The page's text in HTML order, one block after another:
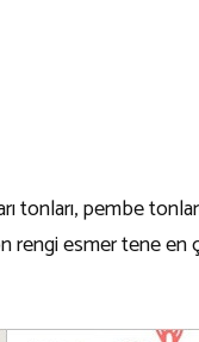
tonları, pembe
rengi esmer tene en